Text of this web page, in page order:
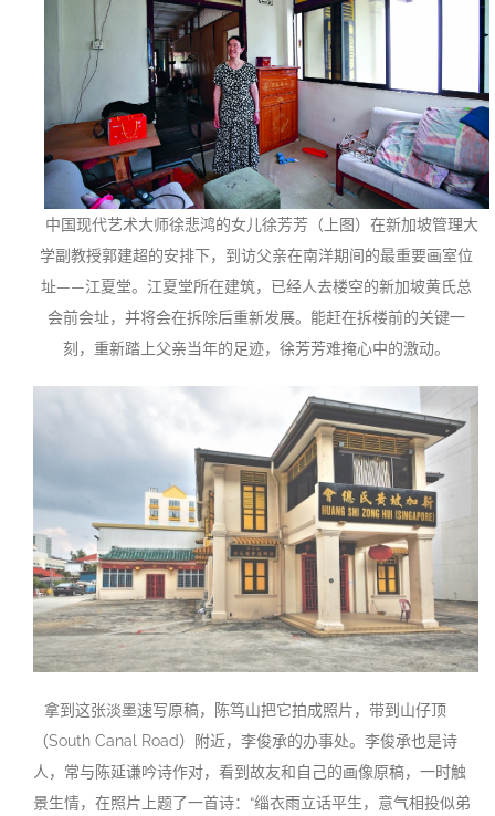
中国现代艺术大师徐悲鸿的女儿徐芳芳（上图）在新加坡管理大
学副教授郭建超的安排下，到访父亲在南洋期间的最重要画室位
址——江夏堂。江夏堂所在建筑，已经人去楼空的新加坡黄氏总
会前会址，并将会在拆除后重新发展。能赶在拆楼前的关键一
刻，重新踏上父亲当年的足迹，徐芳芳难掩心中的激动。
拿到这张淡墨速写原稿，陈笃山把它拍成照片，带到山仔顶
（South Canal Road）附近，李俊承的办事处。李俊承也是诗
人，常与陈延谦吟诗作对，看到故友和自己的画像原稿，一时触
景生情，在照片上题了一首诗：“缁衣雨立话平生，意气相投似弟